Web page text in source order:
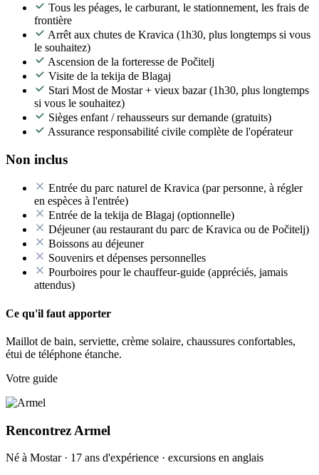
Tous les péages, le carburant, le stationnement, les frais de
frontière
Arrêt aux chutes de Kravica (1h30, plus longtemps si vous
le souhaitez)
Ascension de la forteresse de Počitelj
Visite de la tekija de Blagaj
Stari Most de Mostar + vieux bazar (1h30, plus longtemps
si vous le souhaitez)
Sièges enfant / rehausseurs sur demande (gratuits)
Assurance responsabilité civile complète de l'opérateur
Non inclus
Entrée du parc naturel de Kravica (par personne, à régler
en espèces à l'entrée)
Entrée de la tekija de Blagaj (optionnelle)
Déjeuner (au restaurant du parc de Kravica ou de Počitelj)
Boissons au déjeuner
Souvenirs et dépenses personnelles
Pourboires pour le chauffeur-guide (appréciés, jamais
attendus)
Ce qu'il faut apporter
Maillot de bain, serviette, crème solaire, chaussures confortables,
étui de téléphone étanche.
Votre guide
Rencontrez Armel
Né à Mostar · 17 ans d'expérience · excursions en anglais